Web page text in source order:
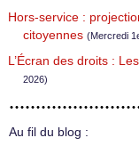
Hors-service :
citoyennes (Mercredi
L’Écran des droits :
2026)
Au fil du blog :